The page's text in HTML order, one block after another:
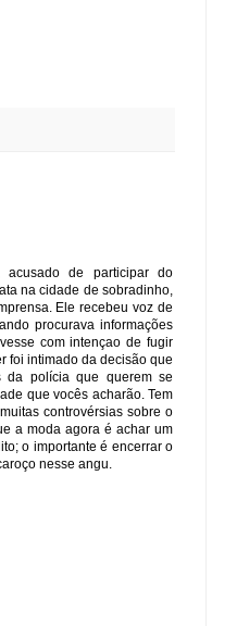
acusado de participar do
na cidade de sobradinho,
Ele recebeu voz de
procurava informações
com intençao de fugir
foi intimado da decisão que
da polícia que querem se
que vocês acharão. Tem
controvérsias sobre o
a moda agora é achar um
o importante é encerrar o
nesse angu.